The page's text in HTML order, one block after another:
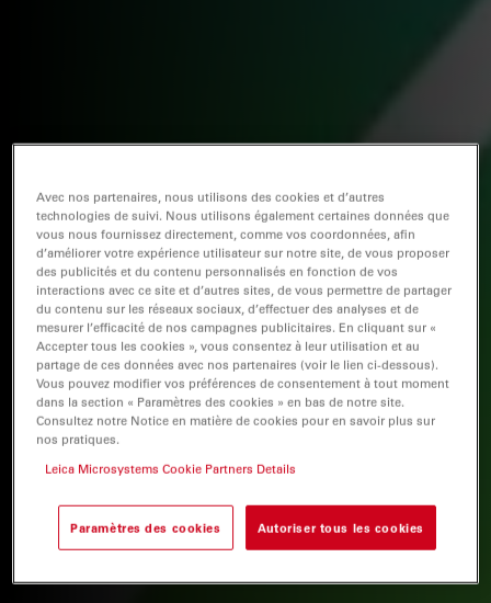
Avec nos partenaires, nous utilisons des cookies et d’autres
technologies de suivi. Nous utilisons également certaines données que
vous nous fournissez directement, comme vos coordonnées, afin
d’améliorer votre expérience utilisateur sur notre site, de vous proposer
des publicités et du contenu personnalisés en fonction de vos
interactions avec ce site et d’autres sites, de vous permettre de partager
du contenu sur les réseaux sociaux, d’effectuer des analyses et de
mesurer l’efficacité de nos campagnes publicitaires. En cliquant sur «
Accepter tous les cookies », vous consentez à leur utilisation et au
partage de ces données avec nos partenaires (voir le lien ci-dessous).
Vous pouvez modifier vos préférences de consentement à tout moment
dans la section « Paramètres des cookies » en bas de notre site.
Consultez notre Notice en matière de cookies pour en savoir plus sur
nos pratiques.
Leica Microsystems Cookie Partners Details
Paramètres des cookies Autoriser tous les cookies